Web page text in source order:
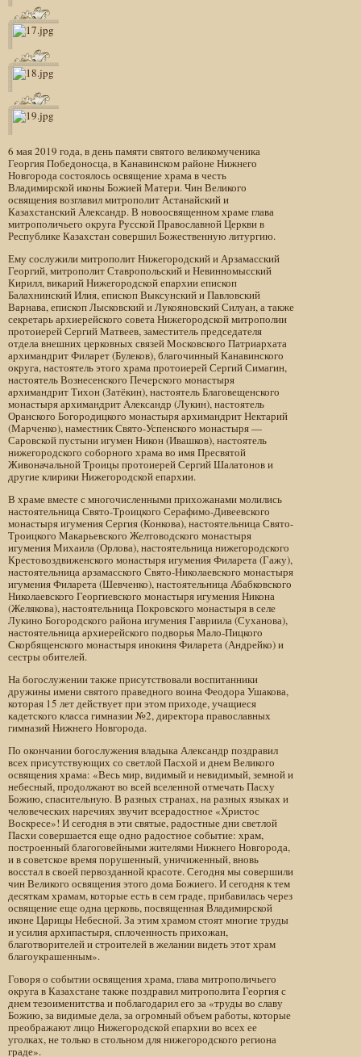
6 мая 2019 года, в день памяти святого великомученика
Георгия Победоносца, в Канавинском районе Нижнего
Новгорода состоялось освящение храма в честь
Владимирской иконы Божией Матери. Чин Великого
освящения возглавил митрополит Астанайский и
Казахстанский Александр. В новоосвященном храме глава
митрополичьего округа Русской Православной Церкви в
Республике Казахстан совершил Божественную литургию.
Ему сослужили митрополит Нижегородский и Арзамасский
Георгий, митрополит Ставропольский и Невинномысский
Кирилл, викарий Нижегородской епархии епископ
Балахнинский Илия, епископ Выксунский и Павловский
Варнава, епископ Лысковский и Лукояновский Силуан, а также
секретарь архиерейского совета Нижегородской митрополии
протоиерей Сергий Матвеев, заместитель председателя
отдела внешних церковных связей Московского Патриархата
архимандрит Филарет (Булеков), благочинный Канавинского
округа, настоятель этого храма протоиерей Сергий Симагин,
настоятель Вознесенского Печерского монастыря
архимандрит Тихон (Затёкин), настоятель Благовещенского
монастыря архимандрит Александр (Лукин), настоятель
Оранского Богородицкого монастыря архимандрит Нектарий
(Марченко), наместник Свято-Успенского монастыря —
Саровской пустыни игумен Никон (Ивашков), настоятель
нижегородского соборного храма во имя Пресвятой
Живоначальной Троицы протоиерей Сергий Шалатонов и
другие клирики Нижегородской епархии.
В храме вместе с многочисленными прихожанами молились
настоятельница Свято-Троицкого Серафимо-Дивеевского
монастыря игумения Сергия (Конкова), настоятельница Свято-
Троицкого Макарьевского Желтоводского монастыря
игумения Михаила (Орлова), настоятельница нижегородского
Крестовоздвиженского монастыря игумения Филарета (Гажу),
настоятельница арзамасского Свято-Николаевского монастыря
игумения Филарета (Шевченко), настоятельница Абабковского
Николаевского Георгиевского монастыря игумения Никона
(Желякова), настоятельница Покровского монастыря в селе
Лукино Богородского района игумения Гавриила (Суханова),
настоятельница архиерейского подворья Мало-Пицкого
Скорбященского монастыря инокиня Филарета (Андрейко) и
сестры обителей.
На богослужении также присутствовали воспитанники
дружины имени святого праведного воина Феодора Ушакова,
которая 15 лет действует при этом приходе, учащиеся
кадетского класса гимназии №2, директора православных
гимназий Нижнего Новгорода.
По окончании богослужения владыка Александр поздравил
всех присутствующих со светлой Пасхой и днем Великого
освящения храма: «Весь мир, видимый и невидимый, земной и
небесный, продолжают во всей вселенной отмечать Пасху
Божию, спасительную. В разных странах, на разных языках и
человеческих наречиях звучит всерадостное «Христос
Воскресе»! И сегодня в эти святые, радостные дни светлой
Пасхи совершается еще одно радостное событие: храм,
построенный благоговейными жителями Нижнего Новгорода,
и в советское время порушенный, уничиженный, вновь
восстал в своей первозданной красоте. Сегодня мы совершили
чин Великого освящения этого дома Божиего. И сегодня к тем
десяткам храмам, которые есть в сем граде, прибавилась через
освящение еще одна церковь, посвященная Владимирской
иконе Царицы Небесной. За этим храмом стоят многие труды
и усилия архипастыря, сплоченность прихожан,
благотворителей и строителей в желании видеть этот храм
благоукрашенным».
Говоря о событии освящения храма, глава митрополичьего
округа в Казахстане также поздравил митрополита Георгия с
днем тезоименитства и поблагодарил его за «труды во славу
Божию, за видимые дела, за огромный объем работы, которые
преображают лицо Нижегородской епархии во всех ее
уголках, не только в стольном для нижегородского региона
граде».